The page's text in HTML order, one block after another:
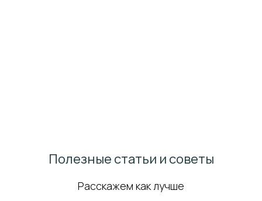
Полезные статьи и советы
Расскажем как лучше